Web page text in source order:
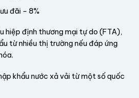
đãi – 8%
hiệp định thương mại tự do (FTA),
từ nhiều thị trường nếu đáp ứng
khẩu nước xả vải từ một số quốc